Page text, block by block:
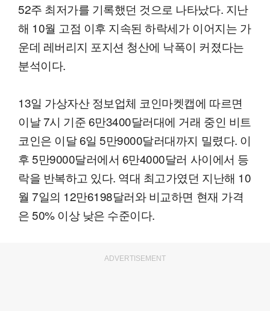
52주 최저가를 기록했던 것으로 나타났다. 지난
해 10월 고점 이후 지속된 하락세가 이어지는 가
운데 레버리지 포지션 청산에 낙폭이 커졌다는
분석이다.
13일 가상자산 정보업체 코인마켓캡에 따르면
이날 7시 기준 6만3400달러대에 거래 중인 비트
코인은 이달 6일 5만9000달러대까지 밀렸다. 이
후 5만9000달러에서 6만4000달러 사이에서 등
락을 반복하고 있다. 역대 최고가였던 지난해 10
월 7일의 12만6198달러와 비교하면 현재 가격
은 50% 이상 낮은 수준이다.
ADVERTISEMENT